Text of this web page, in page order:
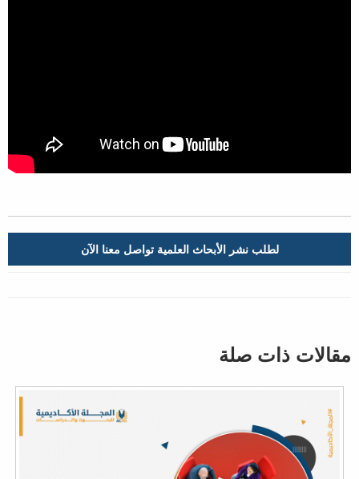
لطلب نشر الأبحاث العلمية تواصل معنا الآن
مقالات ذات صلة